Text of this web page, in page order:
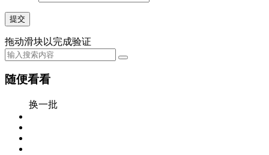
提交
拖动滑块以完成验证
随便看看
换一批